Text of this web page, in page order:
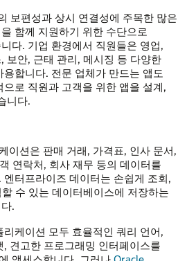
보편성과 상시 연결성에 주목한 많은
함께 지원하기 위한 수단으로
다. 기업 환경에서 직원들은 영업,
보안, 근태 관리, 메시징 등 다양한
합니다. 전문 업체가 만드는 앱도
로 직원과 고객을 위한 앱을 설계,
니다.
이션은 판매 거래, 가격표, 인사 문서,
연락처, 회사 재무 등의 데이터를
터프라이즈 데이터는 손쉽게 조회,
수 있는 데이터베이스에 저장하는
.
케이션 모두 효율적인 쿼리 언어,
, 견고한 프로그래밍 인터페이스를